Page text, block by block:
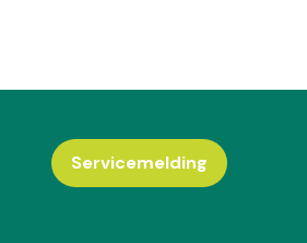
Servicemelding